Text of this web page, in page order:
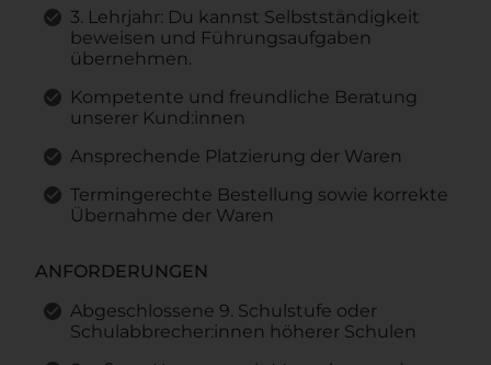
3. Lehrjahr: Du kannst Selbstständigkeit
beweisen und Führungsaufgaben
übernehmen.
Kompetente und freundliche Beratung
unserer Kund:innen
Ansprechende Platzierung der Waren
Termingerechte Bestellung sowie korrekte
Übernahme der Waren
ANFORDERUNGEN
Abgeschlossene 9. Schulstufe oder
Schulabbrecher:innen höherer Schulen